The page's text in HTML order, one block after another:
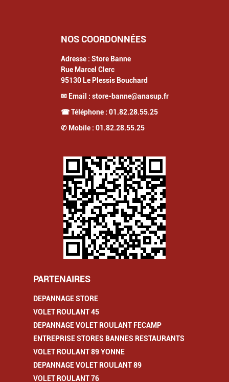
NOS COORDONNÉES
Adresse : Store Banne
Rue Marcel Clerc
95130 Le Plessis Bouchard
✉ Email : store-banne@anasup.fr
☎ Téléphone : 01.82.28.55.25
✆ Mobile : 01.82.28.55.25
PARTENAIRES
DEPANNAGE STORE
VOLET ROULANT 45
DEPANNAGE VOLET ROULANT FECAMP
ENTREPRISE STORES BANNES RESTAURANTS
VOLET ROULANT 89 YONNE
DEPANNAGE VOLET ROULANT 89
VOLET ROULANT 76